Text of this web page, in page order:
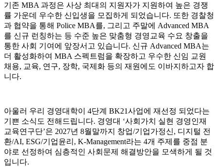
기존 MBA 과정은 사상 최대의 지원자가 지원하여 높은 경쟁
률 가운데 우수한 신입생을 모집하게 되었습니다. 또한 경찰청
과 협약을 통해 Police MBA를, 그리고 주말에 Advanced MBA
를 신규 런칭하는 등 수준 높은 맞춤형 경영교육 수요 창출을
통한 사회 기여에 앞장서고 있습니다. 신규 Advanced MBA는
더 활성화하여 MBA 스펙트럼을 확장하고 우수한 신임 교원
채용, 교육, 연구, 장학, 국제화 등의 재원에도 이바지하고자 합
니다.
아울러 우리 경영대학이 4단계 BK21사업에 재선정 되었다는
기쁜 소식도 전해드립니다. 경영대 ‘사회가치 실현 경영인재
교육연구단’은 2027년 8월말까지 창업/기업가정신, 디지털 전
환/AI, ESG/기업윤리, K-Management라는 4개 주제를 중점 분
야로 선정하여 심층적인 사회문제 해결방안을 모색하게 될 것
입니다.